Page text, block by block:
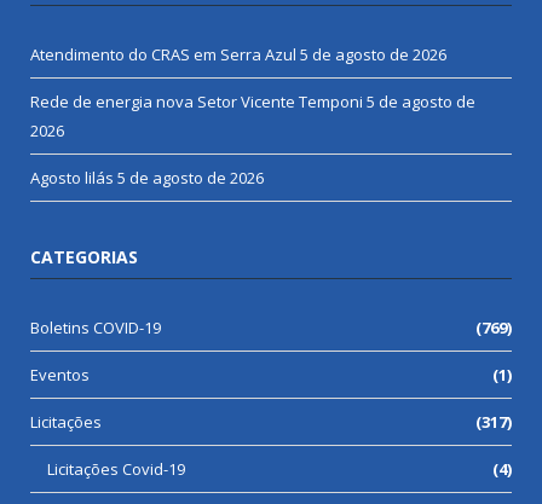
Atendimento do CRAS em Serra Azul 5 de agosto de 2026
Rede de energia nova Setor Vicente Temponi 5 de agosto de
2026
Agosto lilás 5 de agosto de 2026
CATEGORIAS
Boletins COVID-19 (769)
Eventos (1)
Licitações (317)
Licitações Covid-19 (4)